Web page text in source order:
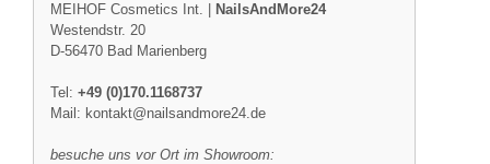
MEIHOF Cosmetics Int. |
NailsAndMore24
Westendstr. 20
D-56470 Bad Marienberg
Tel: +49 (0)170.1168737
Mail: kontakt@nailsandmore24.de
besuche uns vor Ort im Showroom: